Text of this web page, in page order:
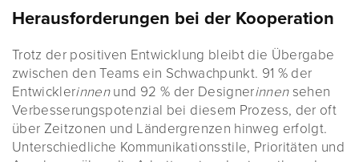
Herausforderungen bei der Kooperation
Trotz der positiven Entwicklung bleibt die Übergabe
zwischen den Teams ein Schwachpunkt. 91 % der
Entwicklerinnenund 92 % der Designerinnensehen
Verbesserungspotenzial bei diesem Prozess, der oft
über Zeitzonen und Ländergrenzen hinweg erfolgt.
Unterschiedliche Kommunikationsstile, Prioritäten und